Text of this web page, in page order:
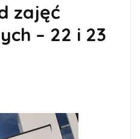
zajęć
– 22 i 23